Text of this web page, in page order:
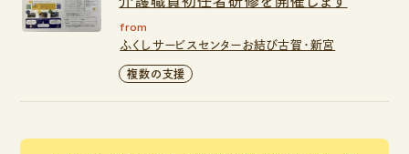
from
ふくしサービスセンターお結び古賀・新宮
複数の支援